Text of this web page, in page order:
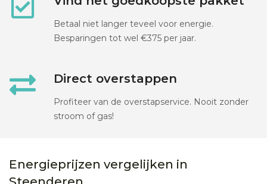
Betaal niet langer teveel voor energie.
Besparingen tot wel €375 per jaar.
Direct overstappen
Profiteer van de overstapservice. Nooit zonder
stroom of gas!
Energieprijzen vergelijken in